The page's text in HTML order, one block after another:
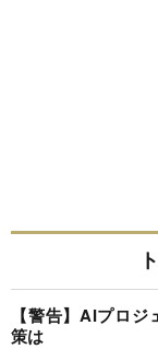
【警告】AIプロ
策は